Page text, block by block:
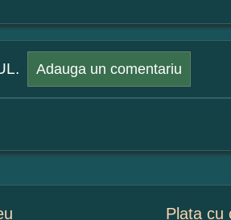
Adauga un comentariu
Plata cu